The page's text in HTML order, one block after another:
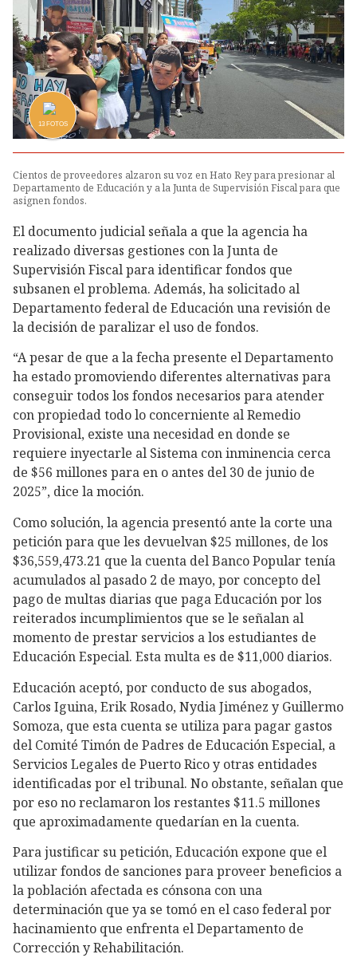
13FOTOS
Cientos de proveedores alzaron su voz en Hato Rey para presionar al
Departamento de Educación y a la Junta de Supervisión Fiscal para que
asignen fondos.
El documento judicial señala a que la agencia ha
realizado diversas gestiones con la Junta de
Supervisión Fiscal para identificar fondos que
subsanen el problema. Además, ha solicitado al
Departamento federal de Educación una revisión de
la decisión de paralizar el uso de fondos.
“A pesar de que a la fecha presente el Departamento
ha estado promoviendo diferentes alternativas para
conseguir todos los fondos necesarios para atender
con propiedad todo lo concerniente al Remedio
Provisional, existe una necesidad en donde se
requiere inyectarle al Sistema con inminencia cerca
de $56 millones para en o antes del 30 de junio de
2025”, dice la moción.
Como solución, la agencia presentó ante la corte una
petición para que les devuelvan $25 millones, de los
$36,559,473.21 que la cuenta del Banco Popular tenía
acumulados al pasado 2 de mayo, por concepto del
pago de multas diarias que paga Educación por los
reiterados incumplimientos que se le señalan al
momento de prestar servicios a los estudiantes de
Educación Especial. Esta multa es de $11,000 diarios.
Educación aceptó, por conducto de sus abogados,
Carlos Iguina, Erik Rosado, Nydia Jiménez y Guillermo
Somoza, que esta cuenta se utiliza para pagar gastos
del Comité Timón de Padres de Educación Especial, a
Servicios Legales de Puerto Rico y otras entidades
identificadas por el tribunal. No obstante, señalan que
por eso no reclamaron los restantes $11.5 millones
que aproximadamente quedarían en la cuenta.
Para justificar su petición, Educación expone que el
utilizar fondos de sanciones para proveer beneficios a
la población afectada es cónsona con una
determinación que ya se tomó en el caso federal por
hacinamiento que enfrenta el Departamento de
Corrección y Rehabilitación.